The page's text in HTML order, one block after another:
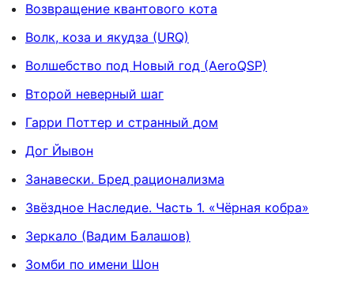
Возвращение квантового кота
Волк, коза и якудза (URQ)
Волшебство под Новый год (AeroQSP)
Второй неверный шаг
Гарри Поттер и странный дом
Дог Йывон
Занавески. Бред рационализма
Звёздное Наследие. Часть 1. «Чёрная кобра»
Зеркало (Вадим Балашов)
Зомби по имени Шон